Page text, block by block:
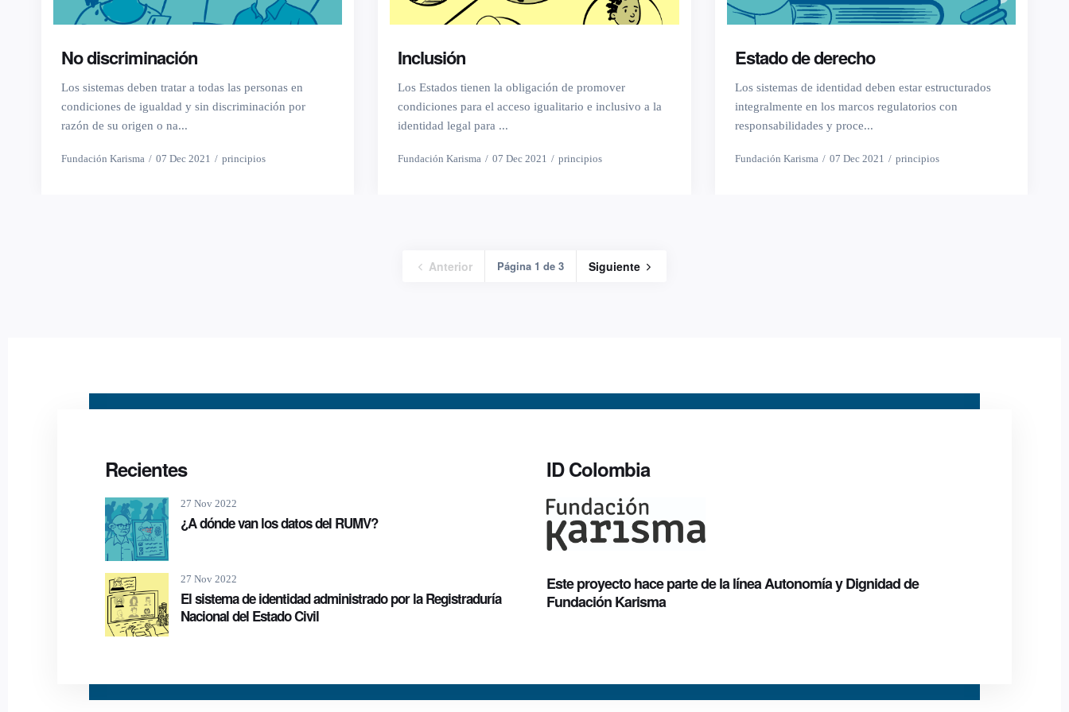
No discriminación
Los sistemas deben tratar a todas las personas en
condiciones de igualdad y sin discriminación por
razón de su origen o na...
Fundación Karisma 07 Dec 2021 principios
Inclusión
Los Estados tienen la obligación de promover
condiciones para el acceso igualitario e inclusivo a la
identidad legal para ...
Fundación Karisma 07 Dec 2021 principios
Estado de derecho
Los sistemas de identidad deben estar estructurados
integralmente en los marcos regulatorios con
responsabilidades y proce...
Fundación Karisma 07 Dec 2021 principios
Anterior Página 1 de 3 Siguiente
Recientes
27 Nov 2022
¿A dónde van los datos del RUMV?
27 Nov 2022
El sistema de identidad administrado por la Registraduría
Nacional del Estado Civil
ID Colombia
Este proyecto hace parte de la línea Autonomía y Dignidad de
Fundación Karisma